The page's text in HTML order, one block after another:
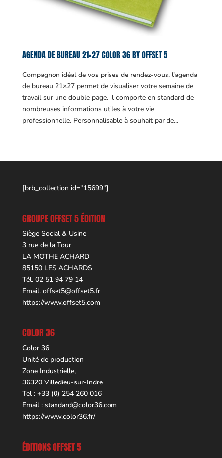
AGENDA DE BUREAU 21×27 COLOR 36 BY OFFSET 5
Compagnon idéal de vos prises de rendez-vous, l’agenda
de bureau 21×27 permet de visualiser votre semaine de
travail sur une double page. Il comporte en standard de
nombreuses informations utiles à votre vie
professionnelle. Personnalisable à souhait par de...
[brb_collection id="15699"]
GROUPE OFFSET 5 ÉDITION
Siège Social & Usine
3 rue de la Tour
LA MOTHE ACHARD
85150 LES ACHARDS
Tél. 02 51 94 79 14
Email. offset5@offset5.fr
https://www.offset5.com
COLOR 36
Color 36
Unité de production
Zone Industrielle,
36320 Villedieu-sur-Indre
Tel : +33 (0) 254 260 016
Email : standard@color36.com
https://www.color36.fr/
ÉDITIONS OFFSET 5